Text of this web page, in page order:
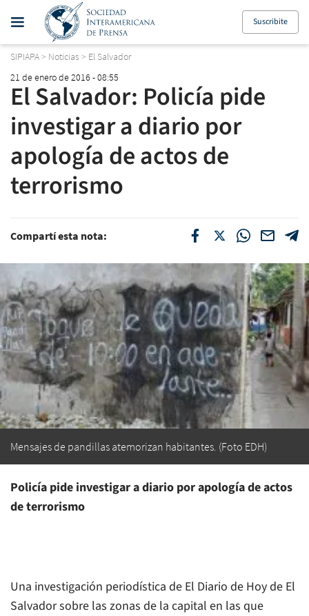
Suscribite
SIPIAPA> Noticias > El Salvador
21 de enero de 2016 - 08:55
El Salvador: Policía pide
investigar a diario por
apología de actos de
terrorismo
Compartí esta nota:
Mensajes de pandillas atemorizan habitantes. (Foto EDH)
Policía pide investigar a diario por apología de actos
de terrorismo
Una investigación periodística de El Diario de Hoyde El
Salvador sobre las zonas de la capital en las que